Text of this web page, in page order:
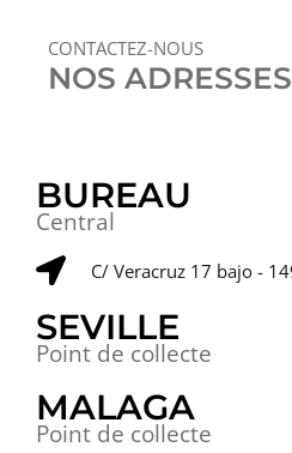
CONTACTEZ-NOUS
NOS ADRESSES
BUREAU
Central
C/ Veracruz 17 bajo -
SEVILLE
Point de collecte
MALAGA
Point de collecte